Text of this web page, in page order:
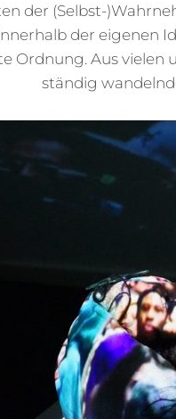
der (Selbst-
der eigenen
Ordnung. Aus vielen
ständig